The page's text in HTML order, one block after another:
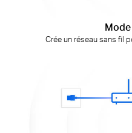
Crée un réseau sans fil